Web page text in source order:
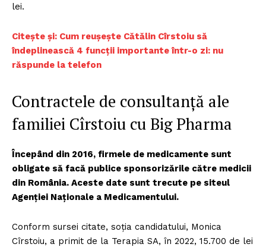
lei.
Citește și: Cum reușește Cătălin Cîrstoiu să
îndeplinească 4 funcții importante într-o zi: nu
răspunde la telefon
Contractele de consultanță ale
familiei Cîrstoiu cu Big Pharma
Începând din 2016, firmele de medicamente sunt
obligate să facă publice sponsorizările către medicii
din România. Aceste date sunt trecute pe siteul
Agenției Naționale a Medicamentului.
Conform sursei citate, soția candidatului, Monica
Cîrstoiu, a primit de la Terapia SA, în 2022, 15.700 de lei